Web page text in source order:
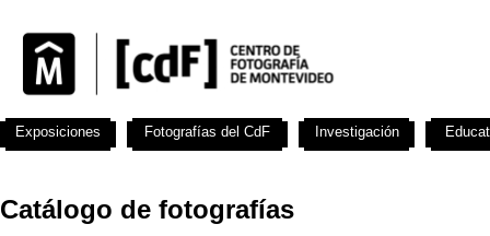
Catálogo de fotografías
Exposiciones Fotografías del CdF Investigación